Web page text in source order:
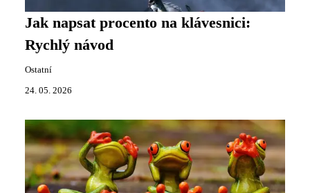
Jak napsat procento na klávesnici:
Rychlý návod
Ostatní
24. 05. 2026